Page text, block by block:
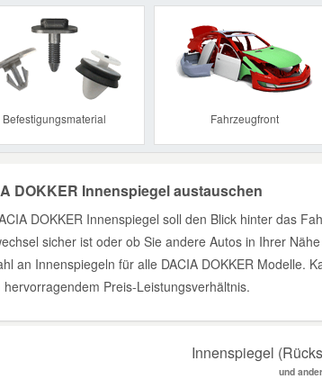
Befestigungsmaterial Fahrzeugfront
Previous
DOKKER Innenspiegel austauschen
DOKKER Innenspiegel soll den Blick hinter das
sicher ist oder ob Sie andere Autos in Ihrer
an Innenspiegeln für alle DACIA DOKKER Modelle.
hervorragendem Preis-Leistungsverhältnis.
Innenspiegel
und